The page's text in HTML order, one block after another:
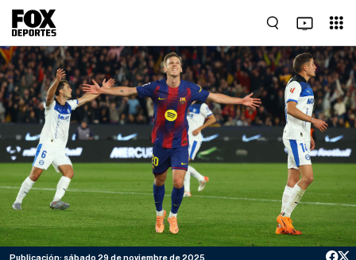
Publicación: sábado 29 de noviembre de 2025